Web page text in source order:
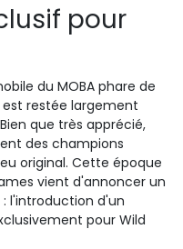
pour
du MOBA phare de
est restée largement
que très apprécié,
des champions
original. Cette époque
vient d'annoncer un
l'introduction d'un
pour Wild